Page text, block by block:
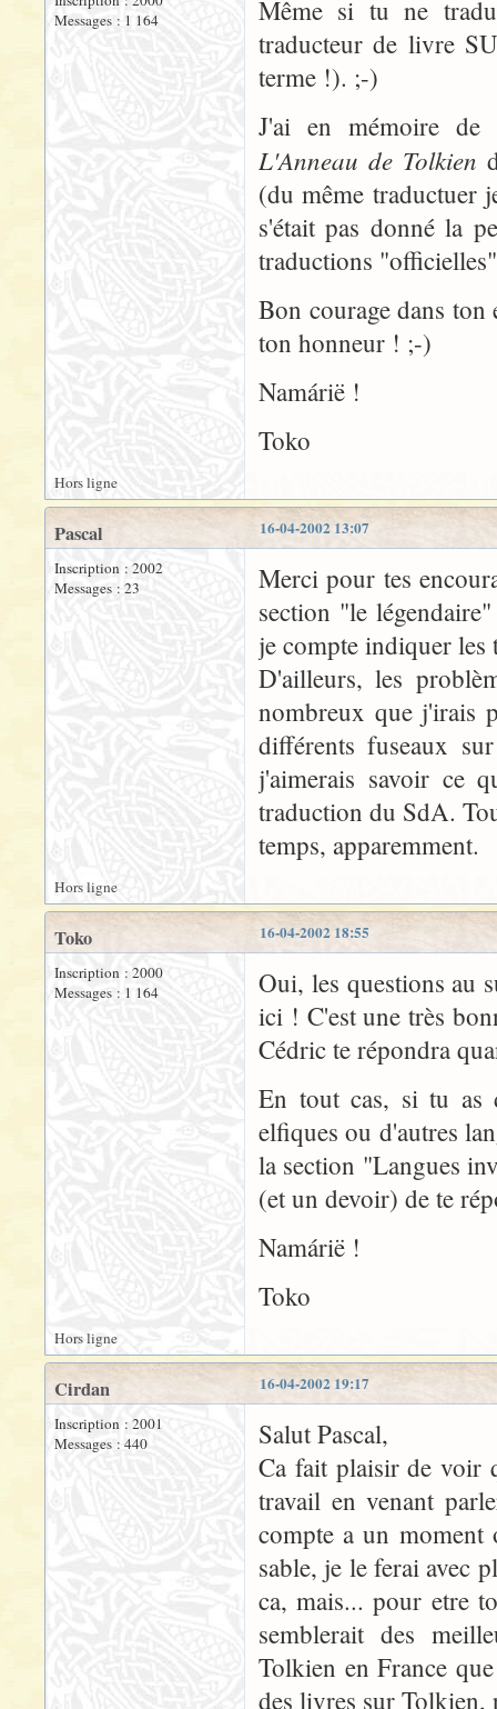
Messages : 1 164
Même si tu ne
traducteur de livre
terme !). ;-)
J'ai en mémoire de
L'Anneau de Tolkien
(du même traductuer
s'était pas donné la
traductions
Bon courage dans
ton honneur ! ;-)
Namárië !
Toko
Hors ligne
16-04-2002 13:07
Pascal
Inscription : 2002
Messages : 23
Merci pour tes
section "le
je compte indiquer
D'ailleurs, les
nombreux que j'irais
différents fuseaux
j'aimerais savoir ce
traduction du SdA.
temps, apparemment.
Hors ligne
16-04-2002 18:55
Toko
Inscription : 2000
Messages : 1 164
Oui, les questions au
ici ! C'est une très
Cédric te répondra
En tout cas, si tu as
elfiques ou d'autres
la section "Langues
(et un devoir) de te
Namárië !
Toko
Hors ligne
16-04-2002 19:17
Cirdan
Inscription : 2001
Messages : 440
Salut Pascal,
Ca fait plaisir de voir
travail en venant
compte a un
sable, je le ferai avec
ca, mais... pour etre
semblerait des
Tolkien en France
des livres sur Tolkien,